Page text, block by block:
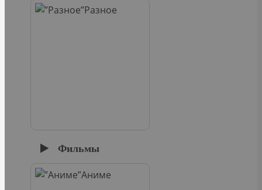
Разное
Фильмы
Аниме